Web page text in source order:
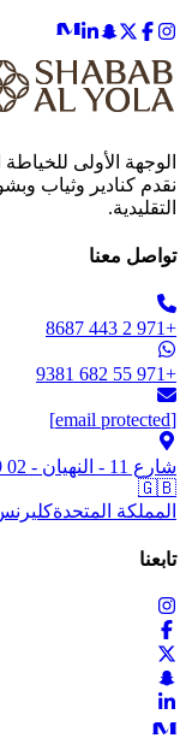
نقدم كنادير وثياب
التقليدية.
تواصل معنا
+971 2 443 8687
+971 55 682 9381
[email protected]
شارع 11 - النهيان - E19 02
🇬🇧
المملكة المتحدة
تابعنا